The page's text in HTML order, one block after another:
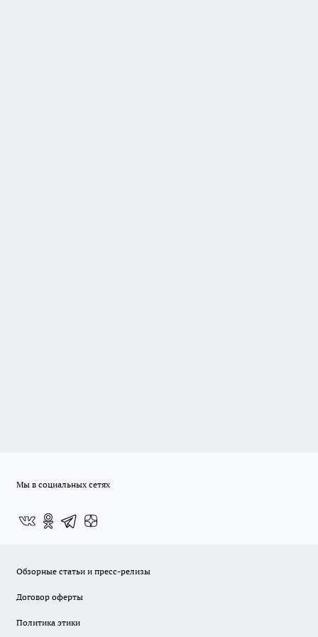
Мы в социальных сетях
Обзорные статьи и пресс-релизы
Договор оферты
Политика этики